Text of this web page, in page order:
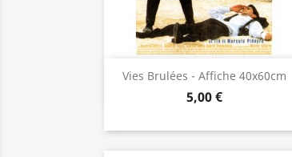
Vies Brulées - Affiche 40x60cm
5,00 €
Aperçu rapide